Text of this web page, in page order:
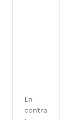
En
contra